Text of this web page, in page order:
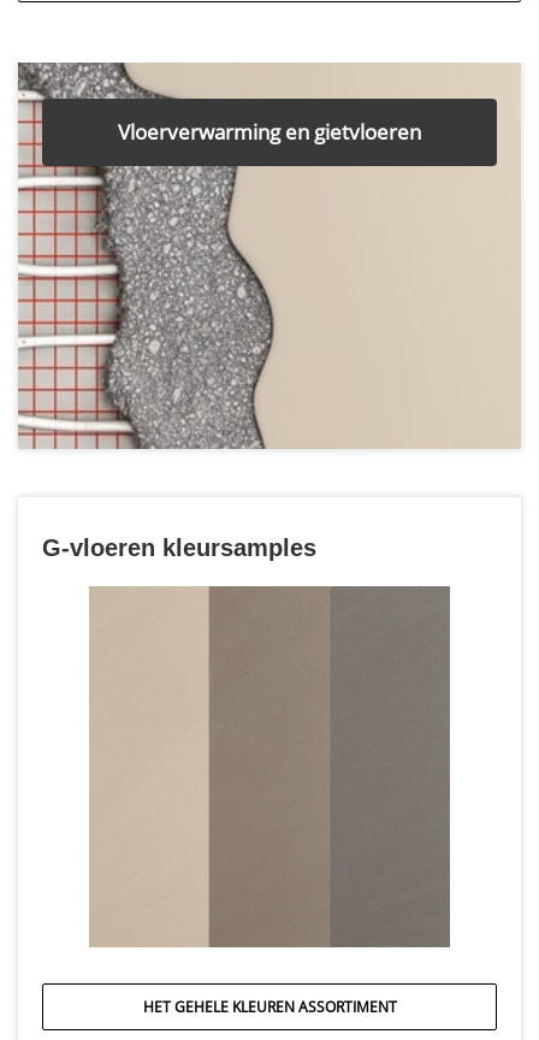
Vloerverwarming en gietvloeren
G-vloeren kleursamples
HET GEHELE KLEUREN ASSORTIMENT